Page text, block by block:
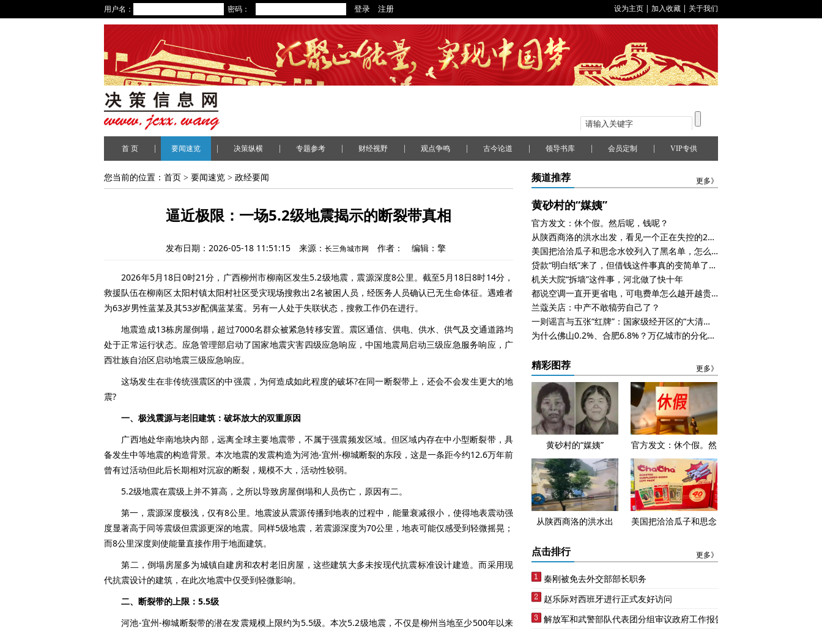
用户名： 密码： 设为主页 | 加入收藏 | 关于我们
首 页 要闻速览 决策纵横 专题参考 财经视野 观点争鸣 古今论道 领导书库 会员定制 VIP专供
您当前的位置： 首页 > 要闻速览 > 政经要闻
逼近极限：一场5.2级地震揭示的断裂带真相
发布日期：2026-05-18 11:51:15 来源： 长三角城市网 作者： 编辑：擎
2026年5月18日0时21分，广西柳州市柳南区发生5.2级地震，震源深度8公里。截至5月18日8时14分，
救援队伍在柳南区太阳村镇太阳村社区受灾现场搜救出2名被困人员，经医务人员确认已无生命体征。遇难者
为63岁男性蓝某及其53岁配偶蓝某鸾。另有一人处于失联状态，搜救工作仍在进行。
地震造成13栋房屋倒塌，超过7000名群众被紧急转移安置。震区通信、供电、供水、供气及交通道路均
处于正常运行状态。应急管理部启动了国家地震灾害四级应急响应，中国地震局启动三级应急服务响应，广
西壮族自治区启动地震三级应急响应。
这场发生在非传统强震区的中强震，为何造成如此程度的破坏?在同一断裂带上，还会不会发生更大的地
震?
一、极浅震源与老旧建筑：破坏放大的双重原因
广西地处华南地块内部，远离全球主要地震带，不属于强震频发区域。但区域内存在中小型断裂带，具
备发生中等地震的构造背景。本次地震的发震构造为河池-宜州-柳城断裂的东段，这是一条距今约12.6万年前
曾有过活动但此后长期相对沉寂的断裂，规模不大，活动性较弱。
5.2级地震在震级上并不算高，之所以导致房屋倒塌和人员伤亡，原因有二。
第一，震源深度极浅，仅有8公里。地震波从震源传播到地表的过程中，能量衰减很小，使得地表震动强
度显著高于同等震级但震源更深的地震。同样5级地震，若震源深度为70公里，地表可能仅感受到轻微摇晃；
而8公里深度则使能量直接作用于地面建筑。
第二，倒塌房屋多为城镇自建房和农村老旧房屋，这些建筑大多未按现代抗震标准设计建造。而采用现
代抗震设计的建筑，在此次地震中仅受到轻微影响。
二、断裂带的上限：5.5级
河池-宜州-柳城断裂带的潜在发震规模上限约为5.5级。本次5.2级地震，不仅是柳州当地至少500年以来
频道推荐 更多》
黄砂村的“媒姨”
官方发文：休个假。然后呢，钱呢？
从陕西商洛的洪水出发，看见一个正在失控的2026年
美国把洽洽瓜子和思念水饺列入了黑名单，怎么回事？
贷款“明白纸”来了，但借钱这件事真的变简单了吗？
机关大院“拆墙”这件事，河北做了快十年
都说空调一直开更省电，可电费单怎么越开越贵？
兰蔻关店：中产不敢犒劳自己了？
一则谣言与五张“红牌”：国家级经开区的“大清算”时刻
为什么佛山0.2%、合肥6.8%？万亿城市的分化，早在五年前就已注定
精彩图荐 更多》
黄砂村的“媒姨”
官方发文：休个假。然
后呢，钱呢？
从陕西商洛的洪水出
的2026年
美国把洽洽瓜子和思念
点击排行 更多》
秦刚被免去外交部部长职务
赵乐际对西班牙进行正式友好访问
解放军和武警部队代表团分组审议政府工作报告